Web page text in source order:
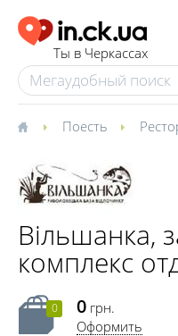
Ты в Черкассах
Поесть
Вільшанка,
комплекс
0 0 грн.
Оформить